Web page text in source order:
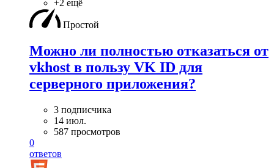
+2 ещё
Простой
Можно ли полностью отказаться от
vkhost в пользу VK ID для
серверного приложения?
3 подписчика
14 июл.
587 просмотров
0
ответов